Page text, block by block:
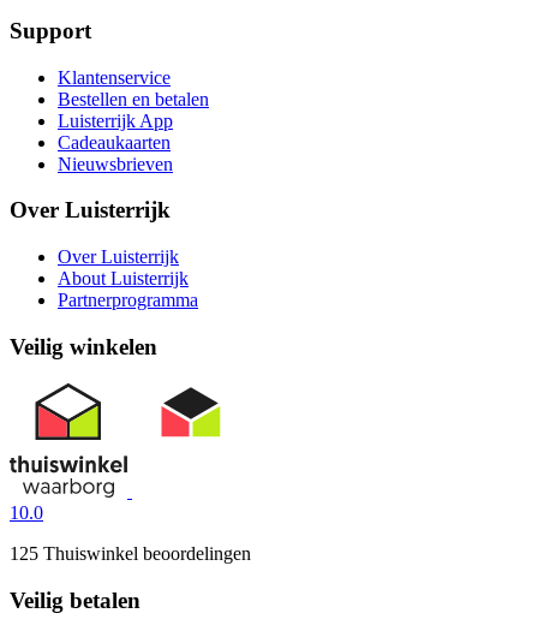
Support
Klantenservice
Bestellen en betalen
Luisterrijk App
Cadeaukaarten
Nieuwsbrieven
Over Luisterrijk
Over Luisterrijk
About Luisterrijk
Partnerprogramma
Veilig winkelen
10.0
125 Thuiswinkel beoordelingen
Veilig betalen